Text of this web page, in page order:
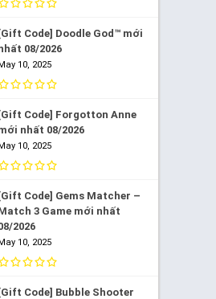
[Gift Code] Doodle God™ mới
08/2026
10, 2025
[Gift Code] Forgotton Anne
nhất 08/2026
10, 2025
[Gift Code] Gems Matcher –
3 Game mới nhất
2026
10, 2025
[Gift Code] Bubble Shooter